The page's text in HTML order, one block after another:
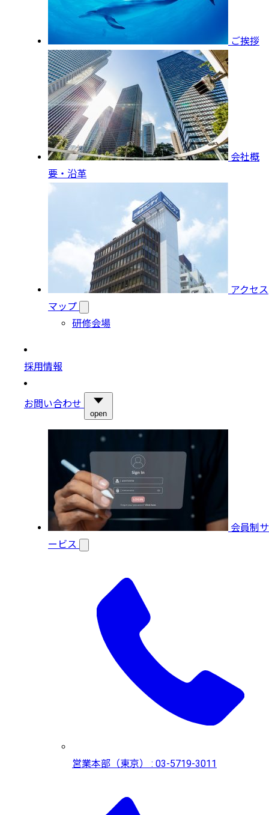
ご挨拶
会社概
要・沿革
アクセス
マップ
研修会場
採用情報
お問い合わせ
open
会員制サ
ービス
営業本部（東京） : 03-5719-3011